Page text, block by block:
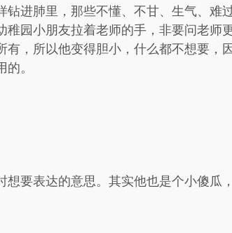
进肺里，那些不懂、不甘、生气、难
园小朋友拉着老师的手，非要问老师
，所以他变得胆小，什么都不想要，
。
要表达的意思。其实他也是个小傻瓜